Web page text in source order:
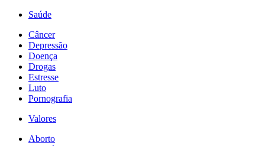
Saúde
Câncer
Depressão
Doença
Drogas
Estresse
Luto
Pornografia
Valores
Aborto